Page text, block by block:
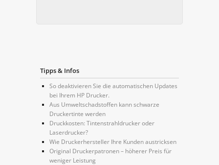
Tipps & Infos
So deaktivieren Sie die automatischen Updates
bei Ihrem HP Drucker.
Aus Umweltschadstoffen kann schwarze
Druckertinte werden
Druckkosten: Tintenstrahldrucker oder
Laserdrucker?
Wie Druckerhersteller Ihre Kunden austricksen
Original Druckerpatronen – höherer Preis für
weniger Leistung